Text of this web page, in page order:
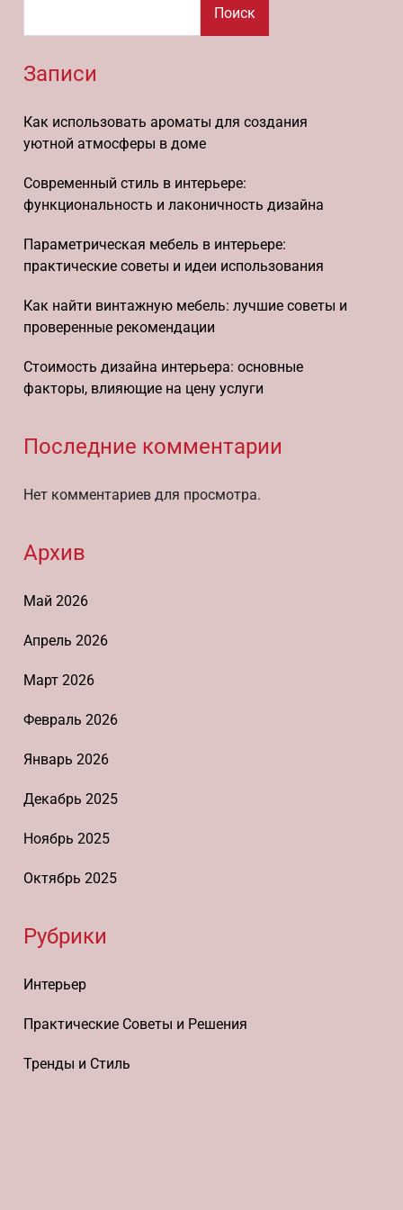
Поиск
Записи
Как использовать ароматы для создания
уютной атмосферы в доме
Современный стиль в интерьере:
функциональность и лаконичность дизайна
Параметрическая мебель в интерьере:
практические советы и идеи использования
Как найти винтажную мебель: лучшие советы и
проверенные рекомендации
Стоимость дизайна интерьера: основные
факторы, влияющие на цену услуги
Последние комментарии
Нет комментариев для просмотра.
Архив
Май 2026
Апрель 2026
Март 2026
Февраль 2026
Январь 2026
Декабрь 2025
Ноябрь 2025
Октябрь 2025
Рубрики
Интерьер
Практические Советы и Решения
Тренды и Стиль